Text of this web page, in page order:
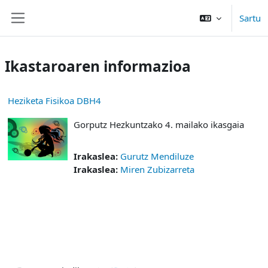
Sartu
Ikastaroaren informazioa
Heziketa Fisikoa DBH4
Gorputz Hezkuntzako 4. mailako ikasgaia
Irakaslea: Gurutz Mendiluze
Irakaslea: Miren Zubizarreta